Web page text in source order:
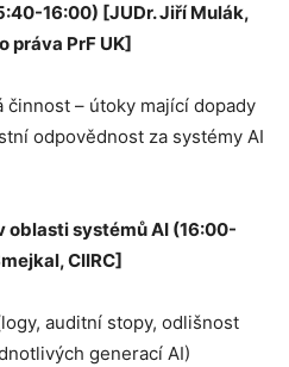
16:00) [JUDr. Jiří Mulák,
práva PrF UK]
činnost – útoky mající dopady
odpovědnost za systémy AI
oblasti systémů AI (16:00-
CIIRC]
auditní stopy, odlišnost
generací AI)